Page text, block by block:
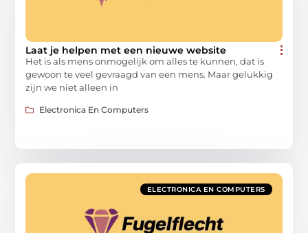
Laat je helpen met een nieuwe website
Het is als mens onmogelijk om alles te kunnen, dat is
gewoon te veel gevraagd van een mens. Maar gelukkig
zijn we niet alleen in
Electronica En Computers
ELECTRONICA EN COMPUTERS